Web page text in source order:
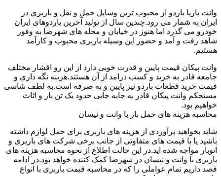
وانت باریا باردو از محبوب ترین وسایل حمل و نقل و باربری در
ایران به شمار می رود.چندین سال از تولید آخرین باردوهای ایران
خودرو می گذرد اما هنوز در خیابان و محله های شهرضا به وفور
شاهد رفت و آمد و حضور این وسیله باربری محبوب و کارآمد
هستیم.
وانت پیکان قیمت پایین و قدرت خوبی دارد از این رو اقشار مختلف
جامعه قادر به خرید و کسب درامد از آن هستند.هزینه نگه داری و
قیمت خرید قطعات باردو نیز پایین و به صرفه است.به لطف شاسی
مستحکم وانت پیکان قادر به جابه جایی حدود یک تن بار و اثاث
خواهیم بود.
محاسبه هزینه های حمل بار با وانت و نیسان
شاید بخواهید برآوردی از هزینه های باربری برای حمل لوازم داشته
باشید یا با قیمت های متفاوتی از جانب برخی شرکت های باربری و
اتوبار مواجه شده اید.در این حالت اطلاع از نحوه محاسبه هزینه های
باربری با وانت و نیسان در شهرضا کمک کننده خواهد بود.در ادامه
قصد داریم تمام عواملی را که در محاسبه قیمت باربری با انواع